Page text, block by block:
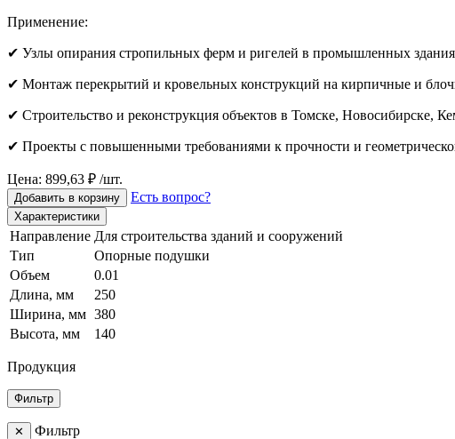
Применение:
✔ Узлы опирания стропильных ферм и ригелей в промышленных
✔ Монтаж перекрытий и кровельных конструкций на кирпичные и
✔ Строительство и реконструкция объектов в Томске, Новосибирске,
✔ Проекты с повышенными требованиями к прочности и
Цена: 899,63 ₽ /шт.
Добавить в корзину Есть вопрос?
Характеристики
Направление Для строительства зданий и сооружений
Тип
Опорные подушки
Объем
0.01
Длина, мм
250
Ширина, мм 380
Высота, мм
140
Продукция
Фильтр
✕ Фильтр